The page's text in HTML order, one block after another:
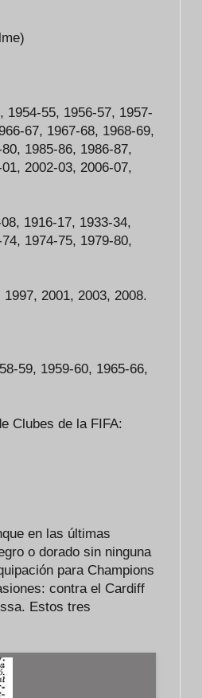
1954-55, 1956-57, 1957-
67, 1967-68, 1968-69,
1985-86, 1986-87,
2002-03, 2006-07,
1916-17, 1933-34,
1974-75, 1979-80,
2001, 2003, 2008.
59, 1959-60, 1965-66,
Clubes de la FIFA:
en las últimas
o dorado sin ninguna
para Champions
contra el Cardiff
Estos tres